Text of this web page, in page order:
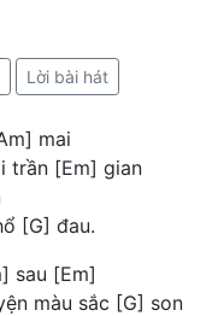
Lời bài hát
mai
trần [Em] gian
[G] đau.
sau [Em]
màu sắc [G] son